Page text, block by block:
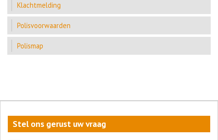
Klachtmelding
Polisvoorwaarden
Polismap
Stel ons gerust uw vraag